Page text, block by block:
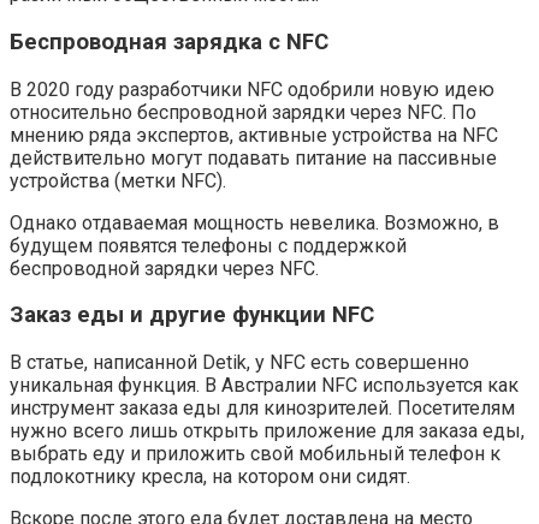
Беспроводная зарядка с NFC
В 2020 году разработчики NFC одобрили новую идею
относительно беспроводной зарядки через NFC. По
мнению ряда экспертов, активные устройства на NFC
действительно могут подавать питание на пассивные
устройства (метки NFC).
Однако отдаваемая мощность невелика. Возможно, в
будущем появятся телефоны с поддержкой
беспроводной зарядки через NFC.
Заказ еды и другие функции NFC
В статье, написанной Detik, у NFC есть совершенно
уникальная функция. В Австралии NFC используется как
инструмент заказа еды для кинозрителей. Посетителям
нужно всего лишь открыть приложение для заказа еды,
выбрать еду и приложить свой мобильный телефон к
подлокотнику кресла, на котором они сидят.
Вскоре после этого еда будет доставлена ​​на место